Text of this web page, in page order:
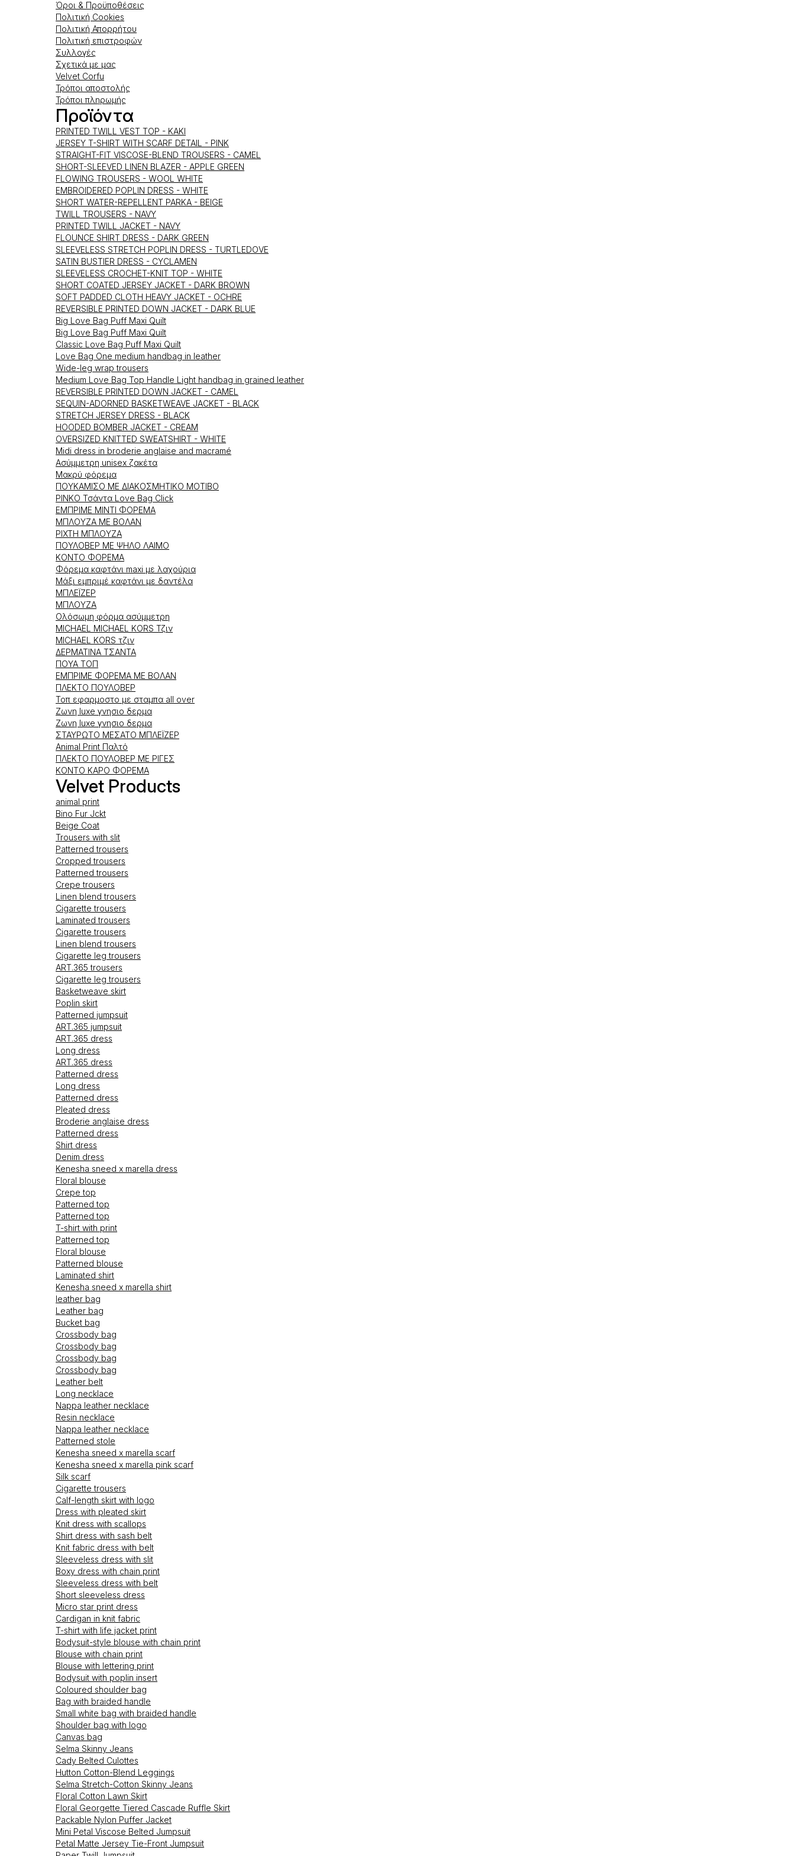
Όροι & Προϋποθέσεις
Πολιτική Cookies
Πολιτική Απορρήτου
Πολιτική επιστροφών
Συλλογές
Σχετικά με μας
Velvet Corfu
Τρόποι αποστολής
Τρόποι πληρωμής
Προϊόντα
PRINTED TWILL VEST TOP - KAKI
JERSEY T-SHIRT WITH SCARF DETAIL - PINK
STRAIGHT-FIT VISCOSE-BLEND TROUSERS - CAMEL
SHORT-SLEEVED LINEN BLAZER - APPLE GREEN
FLOWING TROUSERS - WOOL WHITE
EMBROIDERED POPLIN DRESS - WHITE
SHORT WATER-REPELLENT PARKA - BEIGE
TWILL TROUSERS - NAVY
PRINTED TWILL JACKET - NAVY
FLOUNCE SHIRT DRESS - DARK GREEN
SLEEVELESS STRETCH POPLIN DRESS - TURTLEDOVE
SATIN BUSTIER DRESS - CYCLAMEN
SLEEVELESS CROCHET-KNIT TOP - WHITE
SHORT COATED JERSEY JACKET - DARK BROWN
SOFT PADDED CLOTH HEAVY JACKET - OCHRE
REVERSIBLE PRINTED DOWN JACKET - DARK BLUE
Big Love Bag Puff Maxi Quilt
Big Love Bag Puff Maxi Quilt
Classic Love Bag Puff Maxi Quilt
Love Bag One medium handbag in leather
Wide-leg wrap trousers
Medium Love Bag Top Handle Light handbag in grained leather
REVERSIBLE PRINTED DOWN JACKET - CAMEL
SEQUIN-ADORNED BASKETWEAVE JACKET - BLACK
STRETCH JERSEY DRESS - BLACK
HOODED BOMBER JACKET - CREAM
OVERSIZED KNITTED SWEATSHIRT - WHITE
Midi dress in broderie anglaise and macramé
Ασύμμετρη unisex ζακέτα
Μακρύ φόρεμα
ΠΟΥΚΑΜΙΣΟ ΜΕ ΔΙΑΚΟΣΜΗΤΙΚΟ ΜΟΤΙΒΟ
PINKO Τσάντα Love Bag Click
ΕΜΠΡΙΜΕ ΜΙΝΤΙ ΦΟΡΕΜΑ
ΜΠΛΟΥΖΑ ΜΕ ΒΟΛΑΝ
ΡΙΧΤΗ ΜΠΛΟΥΖΑ
ΠΟΥΛΟΒΕΡ ΜΕ ΨΗΛΟ ΛΑΙΜΟ
ΚΟΝΤΟ ΦΟΡΕΜΑ
Φόρεμα καφτάνι maxi με λαχούρια
Μάξι εμπριμέ καφτάνι με δαντέλα
ΜΠΛΕΪΖΕΡ
ΜΠΛΟΥΖΑ
Ολόσωμη φόρμα ασύμμετρη
MICHAEL MICHAEL KORS Τζιν
MICHAEL KORS τζιν
ΔΕΡΜΑΤΙΝΑ ΤΣΑΝΤΑ
ΠΟΥΑ ΤΟΠ
ΕΜΠΡΙΜΕ ΦΟΡΕΜΑ ΜΕ ΒΟΛΑΝ
ΠΛΕΚΤΟ ΠΟΥΛΟΒΕΡ
Τοπ εφαρμοστο με σταμπα all over
Ζωνη luxe γνησιο δερμα
Ζωνη luxe γνησιο δερμα
ΣΤΑΥΡΩΤΟ ΜΕΣΑΤΟ ΜΠΛΕΪΖΕΡ
Animal Print Παλτό
ΠΛΕΚΤΟ ΠΟΥΛΟΒΕΡ ΜΕ ΡΙΓΕΣ
ΚΟΝΤΟ ΚΑΡΟ ΦΟΡΕΜΑ
Velvet Products
animal print
Bino Fur Jckt
Beige Coat
Trousers with slit
Patterned trousers
Cropped trousers
Patterned trousers
Crepe trousers
Linen blend trousers
Cigarette trousers
Laminated trousers
Cigarette trousers
Linen blend trousers
Cigarette leg trousers
ART.365 trousers
Cigarette leg trousers
Basketweave skirt
Poplin skirt
Patterned jumpsuit
ART.365 jumpsuit
ART.365 dress
Long dress
ART.365 dress
Patterned dress
Long dress
Patterned dress
Pleated dress
Broderie anglaise dress
Patterned dress
Shirt dress
Denim dress
Kenesha sneed x marella dress
Floral blouse
Crepe top
Patterned top
Patterned top
T-shirt with print
Patterned top
Floral blouse
Patterned blouse
Laminated shirt
Kenesha sneed x marella shirt
leather bag
Leather bag
Bucket bag
Crossbody bag
Crossbody bag
Crossbody bag
Crossbody bag
Leather belt
Long necklace
Nappa leather necklace
Resin necklace
Nappa leather necklace
Patterned stole
Kenesha sneed x marella scarf
Kenesha sneed x marella pink scarf
Silk scarf
Cigarette trousers
Calf-length skirt with logo
Dress with pleated skirt
Knit dress with scallops
Shirt dress with sash belt
Knit fabric dress with belt
Sleeveless dress with slit
Boxy dress with chain print
Sleeveless dress with belt
Short sleeveless dress
Micro star print dress
Cardigan in knit fabric
T-shirt with life jacket print
Bodysuit-style blouse with chain print
Blouse with chain print
Blouse with lettering print
Bodysuit with poplin insert
Coloured shoulder bag
Bag with braided handle
Small white bag with braided handle
Shoulder bag with logo
Canvas bag
Selma Skinny Jeans
Cady Belted Culottes
Hutton Cotton-Blend Leggings
Selma Stretch-Cotton Skinny Jeans
Floral Cotton Lawn Skirt
Floral Georgette Tiered Cascade Ruffle Skirt
Packable Nylon Puffer Jacket
Mini Petal Viscose Belted Jumpsuit
Petal Matte Jersey Tie-Front Jumpsuit